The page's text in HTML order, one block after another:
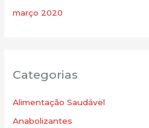
março 2020
Categorias
Alimentação Saudável
Anabolizantes